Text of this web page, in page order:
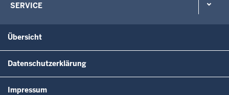
SERVICE
Übersicht
Datenschutzerklärung
Impressum